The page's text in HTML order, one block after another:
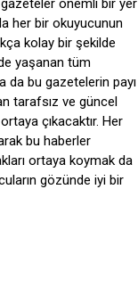
gazeteler önemli bir yer
her bir okuyucunun
kolay bir şekilde
yaşanan tüm
da bu gazetelerin payı
tarafsız ve güncel
çıkacaktır. Her
bu haberler
ortaya koymak da
gözünde iyi bir